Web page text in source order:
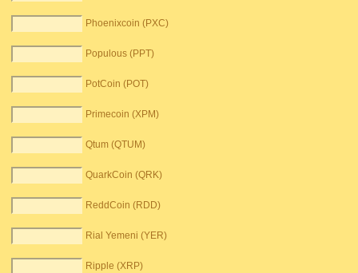
Phoenixcoin (PXC)
Populous (PPT)
PotCoin (POT)
Primecoin (XPM)
Qtum (QTUM)
QuarkCoin (QRK)
ReddCoin (RDD)
Rial Yemeni (YER)
Ripple (XRP)